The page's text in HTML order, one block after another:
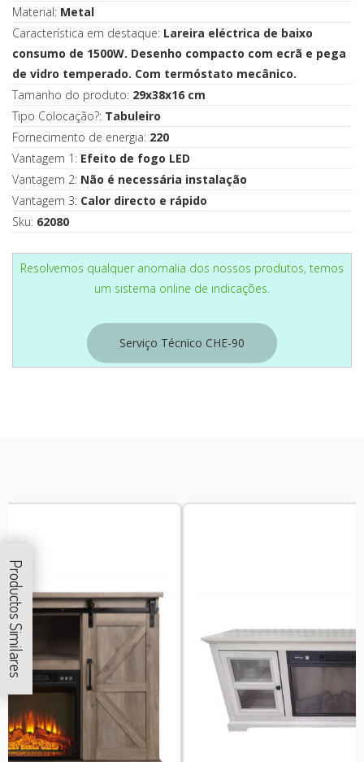
Material: Metal
Característica em destaque: Lareira eléctrica de baixo
consumo de 1500W. Desenho compacto com ecrã e pega
de vidro temperado. Com termóstato mecânico.
Tamanho do produto: 29x38x16 cm
Tipo Colocação?: Tabuleiro
Fornecimento de energia: 220
Vantagem 1: Efeito de fogo LED
Vantagem 2: Não é necessária instalação
Vantagem 3: Calor directo e rápido
Sku: 62080
Resolvemos qualquer anomalia dos nossos produtos, temos
um sistema online de indicações.
Serviço Técnico CHE-90
Productos Similares